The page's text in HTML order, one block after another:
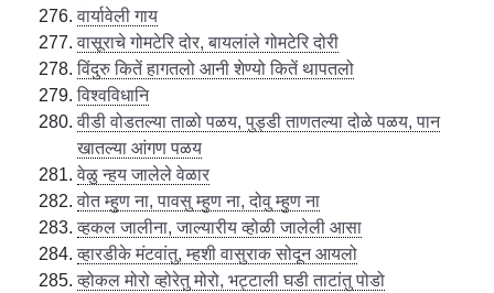
वार्यावेली गाय
वासूराचे गोमटेरि दोर, बायलांले गोमटेरि दोरी
विंदुरु कितें हागतलो आनी शेण्यो कितें थापतलो
विश्वविधानि
वीडी वोडतल्या ताळो पळय, पुड्डी ताणतल्या दोळे पळय, पान
खातल्या आंगण पळय
वेळु न्हय जालेले वेळार
वोत म्हुण ना, पावसु म्हुण ना, दोवु म्हुण ना
व्हकल जालीना, जाल्यारीय व्होळी जालेली आसा
व्हारडीके मंटवांतु, म्हशी वासुराक सोदून आयलो
व्होकल मोरो व्होरेतु मोरो, भट्टाली घडी ताटांतु पोडो